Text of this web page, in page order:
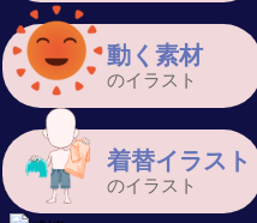
動く素材
のイラスト
着替イラスト
のイラスト